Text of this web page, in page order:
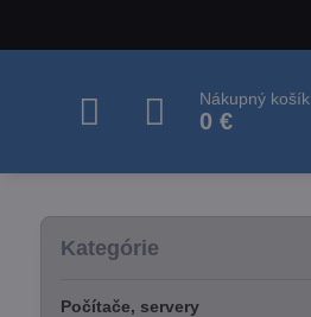
Nákupný košík
0 €
Kategórie
Počítače, servery